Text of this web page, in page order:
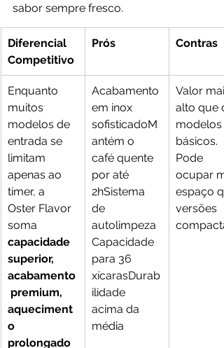
sabor sempre fresco.
Diferencial
Competitivo
Prós Contras
Enquanto
muitos
modelos de
entrada se
limitam
apenas ao
timer, a
Oster Flavor
soma
capacidade
superior,
acabamento
premium,
aqueciment
o
prolongado
Acabamento
em inox
sofisticadoM
antém o
café quente
por até
2hSistema
de
autolimpeza
Capacidade
para 36
xícarasDurab
ilidade
acima da
média
Valor
alto que
modelos
básicos.
Pode
ocupar
espaço
versões